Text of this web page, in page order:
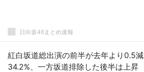
日向坂46まとめ速報
紅白坂道総出演の前半が去年より0.5減
34.2%、一方坂道排除した後半は上昇